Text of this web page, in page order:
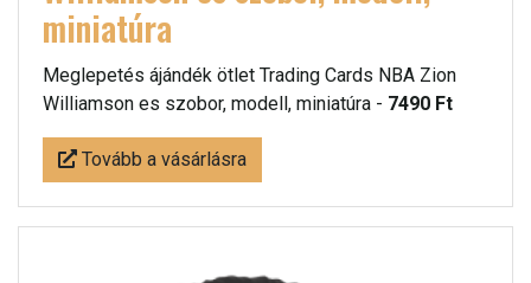
miniatúra
Meglepetés ájándék ötlet Trading Cards NBA Zion
Williamson es szobor, modell, miniatúra - 7490 Ft
Tovább a vásárlásra